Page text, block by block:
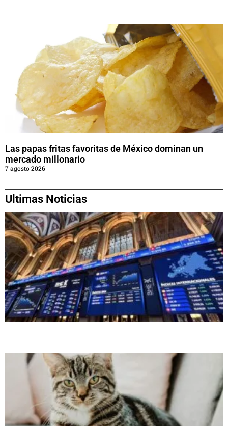
Las papas fritas favoritas de México dominan un
mercado millonario
7 agosto 2026
Ultimas Noticias